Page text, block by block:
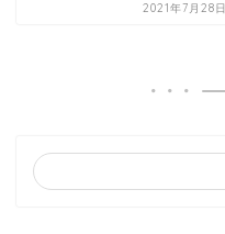
2021年7月28日